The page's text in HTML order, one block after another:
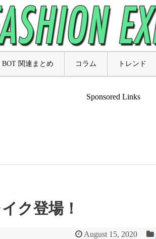
BOT 関連まとめ コラム トレンド
Sponsored Links
ク登場！
August 15, 2020